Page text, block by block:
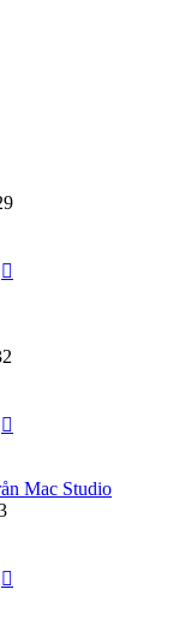
Mac Studio